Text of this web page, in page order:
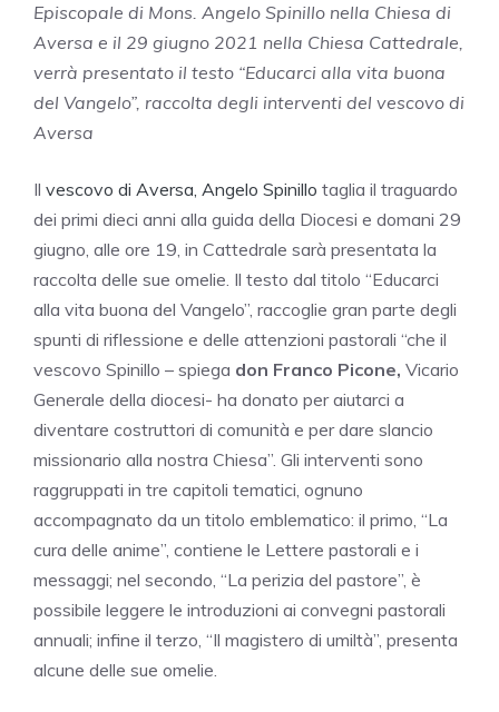
Episcopale di Mons. Angelo Spinillo nella Chiesa di
Aversa e il 29 giugno 2021 nella Chiesa Cattedrale,
verrà presentato il testo “Educarci alla vita buona
del Vangelo”, raccolta degli interventi del vescovo di
Aversa
Il vescovo di Aversa, Angelo Spinillo taglia il traguardo
dei primi dieci anni alla guida della Diocesi e domani 29
giugno, alle ore 19, in Cattedrale sarà presentata la
raccolta delle sue omelie. Il testo dal titolo “Educarci
alla vita buona del Vangelo”, raccoglie gran parte degli
spunti di riflessione e delle attenzioni pastorali “che il
vescovo Spinillo – spiega don Franco Picone, Vicario
Generale della diocesi- ha donato per aiutarci a
diventare costruttori di comunità e per dare slancio
missionario alla nostra Chiesa”. Gli interventi sono
raggruppati in tre capitoli tematici, ognuno
accompagnato da un titolo emblematico: il primo, “La
cura delle anime”, contiene le Lettere pastorali e i
messaggi; nel secondo, “La perizia del pastore”, è
possibile leggere le introduzioni ai convegni pastorali
annuali; infine il terzo, “Il magistero di umiltà”, presenta
alcune delle sue omelie.